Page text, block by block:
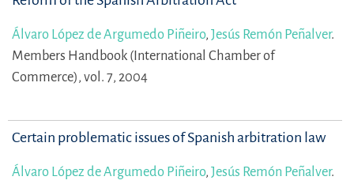
Álvaro López de Argumedo Piñeiro, Jesús Remón Peñalver.
Members Handbook (International Chamber of
Commerce), vol. 7, 2004
Certain problematic issues of Spanish arbitration law
Álvaro López de Argumedo Piñeiro, Jesús Remón Peñalver.